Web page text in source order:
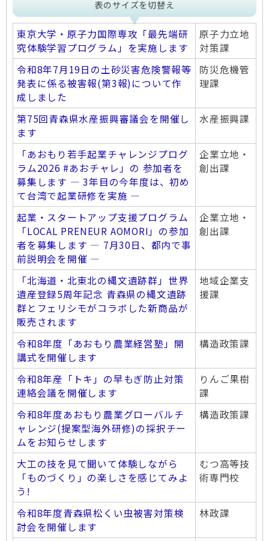
表のサイズを切替え
東京大学・原子力国際専攻「最先端研
究体験学習プログラム」を実施します
原子力立地
対策課
令和8年7月19日の土砂災害危険警報等
発表に係る被害報(第3報)について作
成しました
防災危機管
理課
第75回青森県水産振興審議会を開催し
ます
水産振興課
「あおもり若手起業チャレンジプログ
ラム2026 #あおチャレ」の 参加者を
募集します ― 3年目の今年度は、初め
て台湾で起業研修を実施 ―
企業立地・
創出課
起業・スタートアップ支援プログラム
「LOCAL PRENEUR AOMORI」の参加
者を募集します ― 7月30日、都内で事
前説明会を開催 ―
企業立地・
創出課
「北海道・北東北の縄文遺跡群」世界
遺産登録5周年記念 青森県の縄文遺跡
群とフェリシモがコラボした新商品が
販売されます
地域企業支
援課
令和8年度「あおもり農業経営塾」開
講式を開催します
構造政策課
令和8年産「トキ」の早もぎ防止対策
連絡会議を開催します
りんご果樹
課
令和8年度あおもり農業グローバルチ
ャレンジ(提案型海外研修)の採択チー
ムをお知らせします
構造政策課
大工の技を見て聞いて体験しながら
「ものづくり」の楽しさを感じてみよ
う!
むつ高等技
術専門校
令和8年度青森県松くい虫被害対策検
討会を開催します
林政課